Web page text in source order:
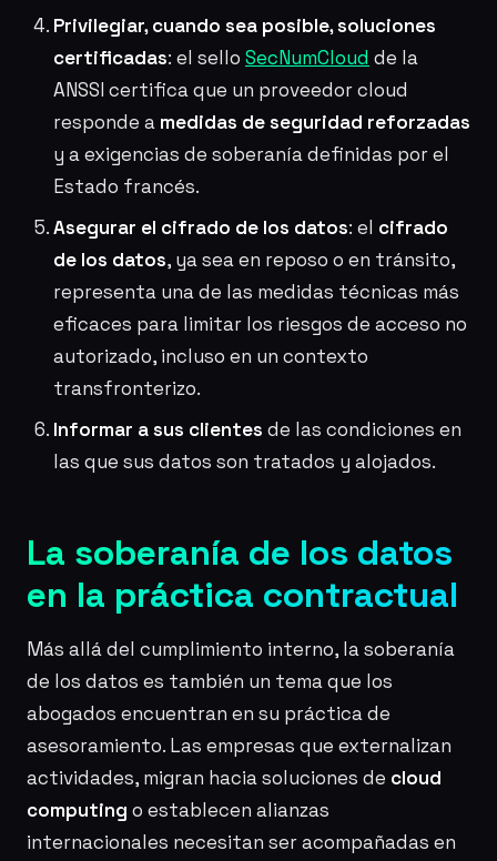
Privilegiar, cuando sea posible, soluciones
certificadas: el sello SecNumCloud de la
ANSSI certifica que un proveedor cloud
responde a medidas de seguridad reforzadas
y a exigencias de soberanía definidas por el
Estado francés.
Asegurar el cifrado de los datos: el cifrado
de los datos, ya sea en reposo o en tránsito,
representa una de las medidas técnicas más
eficaces para limitar los riesgos de acceso no
autorizado, incluso en un contexto
transfronterizo.
Informar a sus clientes de las condiciones en
las que sus datos son tratados y alojados.
La soberanía de los datos
en la práctica contractual
Más allá del cumplimiento interno, la soberanía
de los datos es también un tema que los
abogados encuentran en su práctica de
asesoramiento. Las empresas que externalizan
actividades, migran hacia soluciones de cloud
computing o establecen alianzas
internacionales necesitan ser acompañadas en